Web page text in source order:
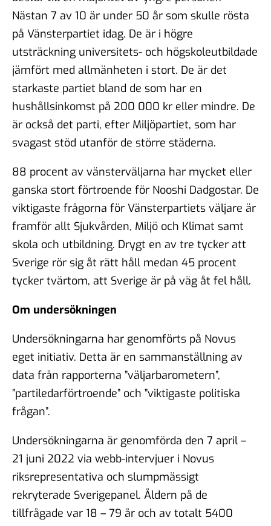
Nästan 7 av 10 är under 50 år som skulle rösta
på Vänsterpartiet idag. De är i högre
utsträckning universitets- och högskoleutbildade
jämfört med allmänheten i stort. De är det
starkaste partiet bland de som har en
hushållsinkomst på 200 000 kr eller mindre. De
är också det parti, efter Miljöpartiet, som har
svagast stöd utanför de större städerna.
88 procent av vänsterväljarna har mycket eller
ganska stort förtroende för Nooshi Dadgostar. De
viktigaste frågorna för Vänsterpartiets väljare är
framför allt Sjukvården, Miljö och Klimat samt
skola och utbildning. Drygt en av tre tycker att
Sverige rör sig åt rätt håll medan 45 procent
tycker tvärtom, att Sverige är på väg åt fel håll.
Om undersökningen
Undersökningarna har genomförts på Novus
eget initiativ. Detta är en sammanställning av
data från rapporterna ”väljarbarometern”,
”partiledarförtroende” och ”viktigaste politiska
frågan”.
Undersökningarna är genomförda den 7 april –
21 juni 2022 via webb-intervjuer i Novus
riksrepresentativa och slumpmässigt
rekryterade Sverigepanel. Åldern på de
tillfrågade var 18 – 79 år och av totalt 5400